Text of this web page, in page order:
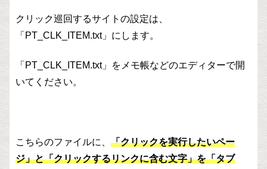
クリック巡回するサイトの設定は、
「PT_CLK_ITEM.txt」にします。
「PT_CLK_ITEM.txt」をメモ帳などのエディターで開
いてください。
こちらのファイルに、 「クリックを実行したいペー
ジ」と「クリックするリンクに含む文字」を「タブ